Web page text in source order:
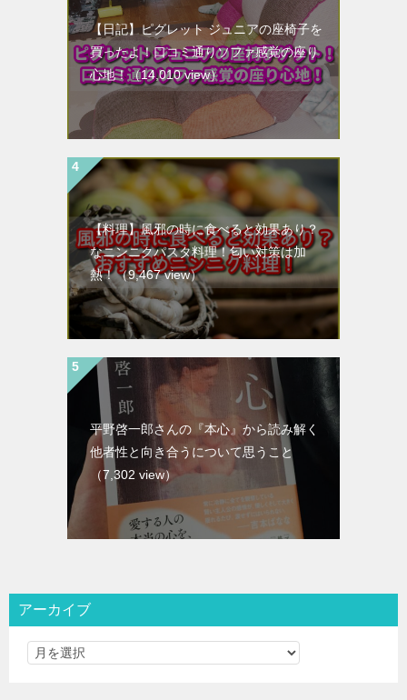
【日記】ピグレット ジュニアの座椅子を
買ったよ！口コミ通りソファ感覚の座り
心地！（14,010 view）
【料理】風邪の時に食べると効果あり？
なニンニクパスタ料理！匂い対策は加
熱！（9,467 view）
平野啓一郎さんの『本心』から読み解く
他者性と向き合うについて思うこと
（7,302 view）
アーカイブ